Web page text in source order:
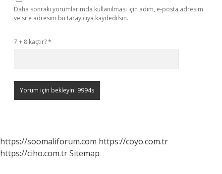
Daha sonraki yorumlarımda kullanılması için adım, e-posta adresim
ve site adresim bu tarayıcıya kaydedilsin.
7 + 8 kaçtır?*
https://soomaliforum.com https://coyo.com.tr
https://ciho.com.trSitemap